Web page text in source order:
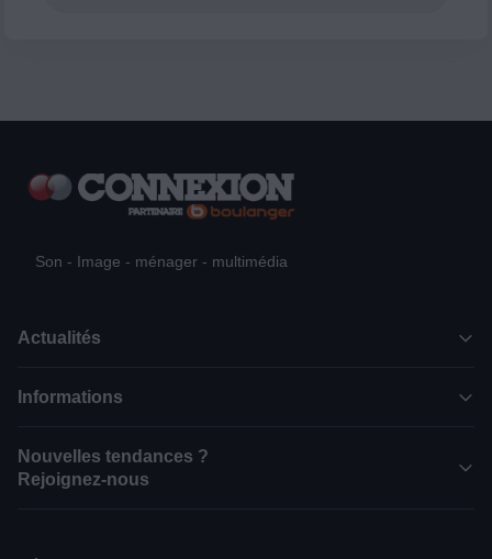
Son - Image - ménager - multimédia
Actualités
Informations
Nouvelles tendances ?
Rejoignez-nous